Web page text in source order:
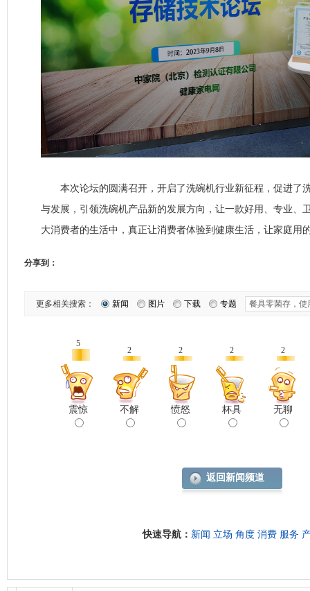
本次论坛的圆满召开，开启了洗碗机行业新征程，促进了
与发展，引领洗碗机产品新的发展方向，让一款好用、专业、
大消费者的生活中，真正让消费者体验到健康生活，让家庭用
分享到：
更多相关搜索： 新闻 图片 下载 专题
5
震惊
2
不解
2
愤怒
2
杯具
2
无聊
返回新闻频道
快速导航： 新闻 立场 角度 消费 服务